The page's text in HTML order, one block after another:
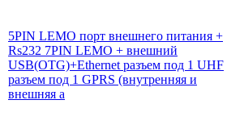
5PIN LEMO порт внешнего питания +
Rs232 7PIN LEMO + внешний
USB(OTG)+Ethernet разъем под 1 UHF
разъем под 1 GPRS (внутренняя и
внешняя а